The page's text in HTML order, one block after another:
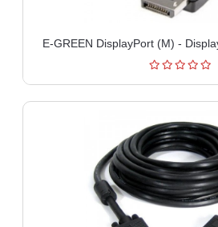
E-GREEN DisplayPort (M) -